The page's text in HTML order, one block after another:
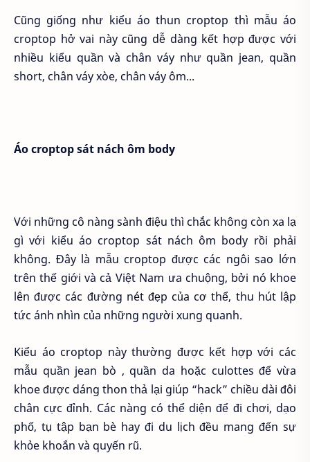
Cũng giống như kiểu áo thun croptop thì mẫu áo
croptop hở vai này cũng dễ dàng kết hợp được với
nhiều kiểu quần và chân váy như quần jean, quần
short, chân váy xòe, chân váy ôm...
Áo croptop sát nách ôm body
Với những cô nàng sành điệu thì chắc không còn xa lạ
gì với kiểu áo croptop sát nách ôm body rồi phải
không. Đây là mẫu croptop được các ngôi sao lớn
trên thế giới và cả Việt Nam ưa chuộng, bởi nó khoe
lên được các đường nét đẹp của cơ thể, thu hút lập
tức ánh nhìn của những người xung quanh.
Kiểu áo croptop này thường được kết hợp với các
mẫu quần jean bò , quần da hoặc culottes để vừa
khoe được dáng thon thả lại giúp “hack” chiều dài đôi
chân cực đỉnh. Các nàng có thể diện để đi chơi, dạo
phố, tụ tập bạn bè hay đi du lịch đều mang đến sự
khỏe khoắn và quyến rũ.